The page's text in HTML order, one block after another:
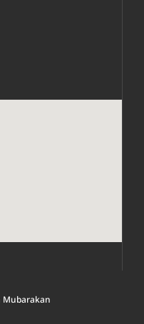
Mubarakan